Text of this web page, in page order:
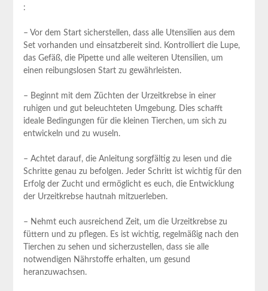
:
– Vor dem Start sicherstellen, dass alle Utensilien aus dem
Set vorhanden und einsatzbereit sind. Kontrolliert die Lupe,
das Gefäß, die Pipette und alle weiteren Utensilien, um
einen reibungslosen Start zu gewährleisten.
– Beginnt mit dem Züchten der Urzeitkrebse in einer
ruhigen und gut beleuchteten Umgebung. Dies schafft
ideale Bedingungen für die kleinen Tierchen, um sich zu
entwickeln und zu wuseln.
– Achtet darauf, die Anleitung sorgfältig zu lesen und die
Schritte genau zu befolgen. Jeder Schritt ist wichtig für den
Erfolg der Zucht und ermöglicht es euch, die Entwicklung
der Urzeitkrebse hautnah mitzuerleben.
– Nehmt euch ausreichend Zeit, um die Urzeitkrebse zu
füttern und zu pflegen. Es ist wichtig, regelmäßig nach den
Tierchen zu sehen und sicherzustellen, dass sie alle
notwendigen Nährstoffe erhalten, um gesund
heranzuwachsen.